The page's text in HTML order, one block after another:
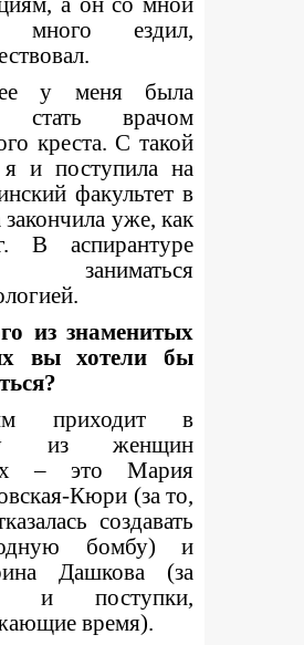
много ездил,
у меня была
стать врачом
креста. С такой
я и поступила на
факультет в
уже, как
В аспирантуре
заниматься
из знаменитых
вы хотели бы
приходит в
из женщин
– это Мария
Кюри (за то,
создавать
бомбу) и
Дашкова (за
и поступки,
время).